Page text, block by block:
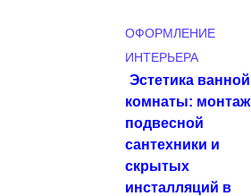
ОФОРМЛЕНИЕ
ИНТЕРЬЕРА
Эстетика ванной
комнаты: монтаж
подвесной
сантехники и
скрытых
инсталляций в